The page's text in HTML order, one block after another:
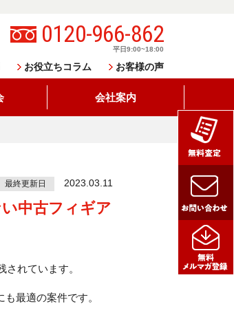
0120-966-862
平日9:00~18:00
お役立ちコラム お客様の声
会社案内
最終更新日 2023.03.11
い中古フィギア
れています。
最適の案件です。